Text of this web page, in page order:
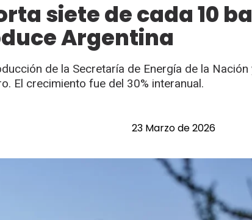
siete de cada 10
Argentina
de la Secretaría de Energía de la
El crecimiento fue del 30% interanual.
23 Marzo de 2026